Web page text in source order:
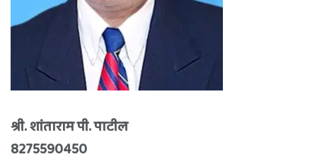
श्री. शांताराम पी. पाटील
8275590450